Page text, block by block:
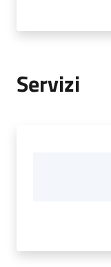
Servizi